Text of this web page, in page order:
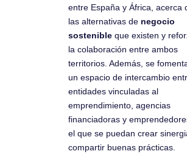
entre España y África, acerca
las alternativas de negocio
sostenible que existen y
la colaboración entre ambos
territorios. Además, se
un espacio de intercambio
entidades vinculadas al
emprendimiento, agencias
financiadoras y
el que se puedan crear
compartir buenas prácticas.